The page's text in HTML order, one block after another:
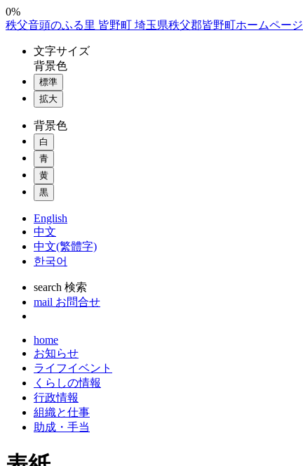
コ
ン
0%
秩父音頭のふる里 皆野町 埼玉県秩父郡皆野町ホームページ
文字サイズ
背景色
標準
拡大
背景色
白
青
黄
黒
English
中文
中文(繁體字)
한국어
search 検索
mail お問合せ
home
お知らせ
ライフイベント
くらしの情報
行政情報
組織と仕事
助成・手当